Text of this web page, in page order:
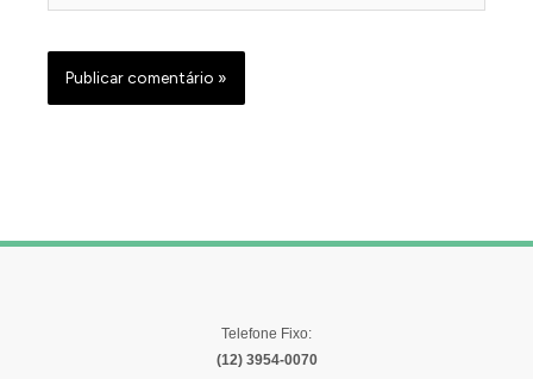
Telefone Fixo:
(12) 3954-0070